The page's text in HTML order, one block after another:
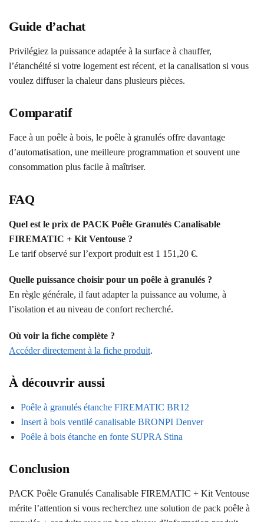
Guide d’achat
Privilégiez la puissance adaptée à la surface à chauffer,
l’étanchéité si votre logement est récent, et la canalisation si vous
voulez diffuser la chaleur dans plusieurs pièces.
Comparatif
Face à un poêle à bois, le poêle à granulés offre davantage
d’automatisation, une meilleure programmation et souvent une
consommation plus facile à maîtriser.
FAQ
Quel est le prix de PACK Poêle Granulés Canalisable
FIREMATIC + Kit Ventouse ?
Le tarif observé sur l’export produit est 1 151,20 €.
Quelle puissance choisir pour un poêle à granulés ?
En règle générale, il faut adapter la puissance au volume, à
l’isolation et au niveau de confort recherché.
Où voir la fiche complète ?
Accéder directement à la fiche produit.
À découvrir aussi
Poêle à granulés étanche FIREMATIC BR12
Insert à bois ventilé canalisable BRONPI Denver
Poêle à bois étanche en fonte SUPRA Stina
Conclusion
PACK Poêle Granulés Canalisable FIREMATIC + Kit Ventouse
mérite l’attention si vous recherchez une solution de pack poêle à